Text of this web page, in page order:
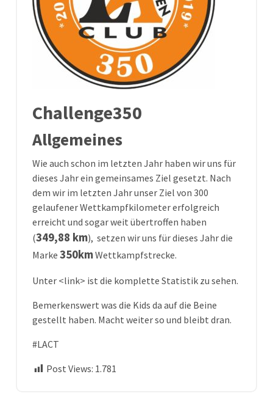
Challenge350
Allgemeines
Wie auch schon im letzten Jahr haben wir uns für
dieses Jahr ein gemeinsames Ziel gesetzt. Nach
dem wir im letzten Jahr unser Ziel von 300
gelaufener Wettkampfkilometer erfolgreich
erreicht und sogar weit übertroffen haben
(349,88 km), setzen wir uns für dieses Jahr die
Marke 350kmWettkampfstrecke.
Unter <link> ist die komplette Statistik zu sehen.
Bemerkenswert was die Kids da auf die Beine
gestellt haben. Macht weiter so und bleibt dran.
#LACT
Post Views: 1.781